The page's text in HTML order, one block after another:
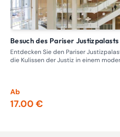
Besuch des Pariser Justizpalasts
Entdecken Sie den Pariser
die Kulissen der Justiz in einem
Ab
17.00 €